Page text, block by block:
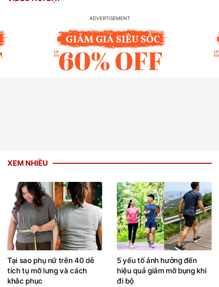
XEM NHIỀU
Tại sao phụ nữ trên 40 dễ
tích tụ mỡ lưng và cách
khắc phục
5 yếu tố ảnh hưởng đến
hiệu quả giảm mỡ bụng khi
đi bộ